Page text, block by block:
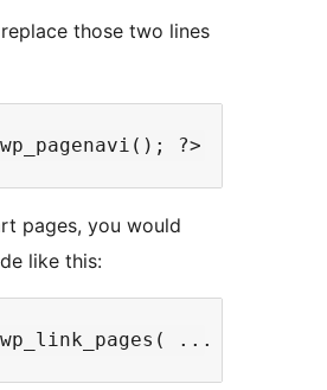
those two lines
pages, you would
like this: